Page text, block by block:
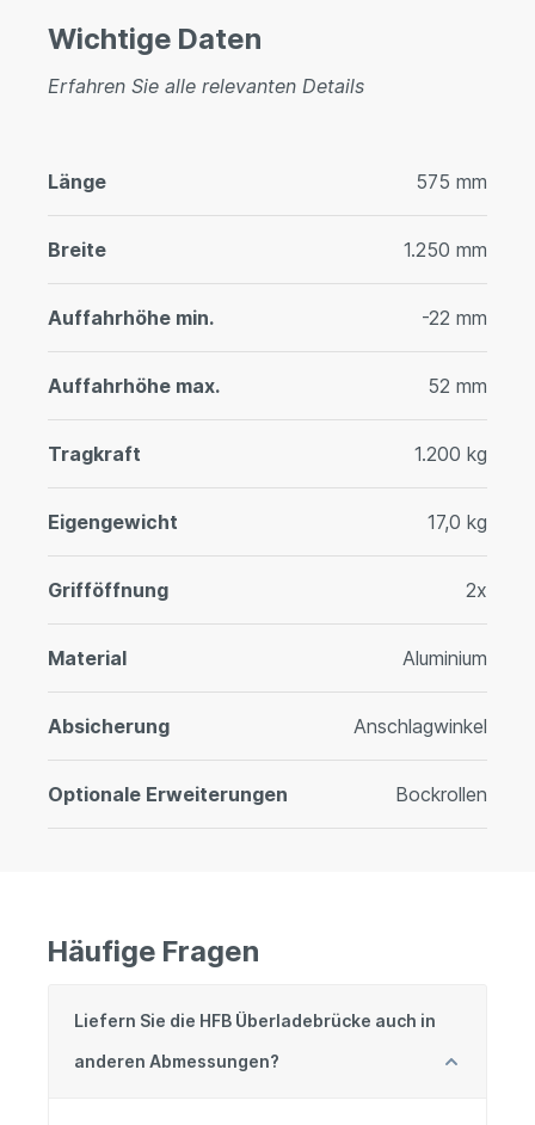
Wichtige Daten
Erfahren Sie alle relevanten Details
Länge 575 mm
Breite 1.250 mm
Auffahrhöhe min. -22 mm
Auffahrhöhe max. 52 mm
Tragkraft 1.200 kg
Eigengewicht 17,0 kg
Grifföffnung 2x
Material Aluminium
Absicherung Anschlagwinkel
Optionale Erweiterungen Bockrollen
Häufige Fragen
Liefern Sie die HFB Überladebrücke auch in
anderen Abmessungen?